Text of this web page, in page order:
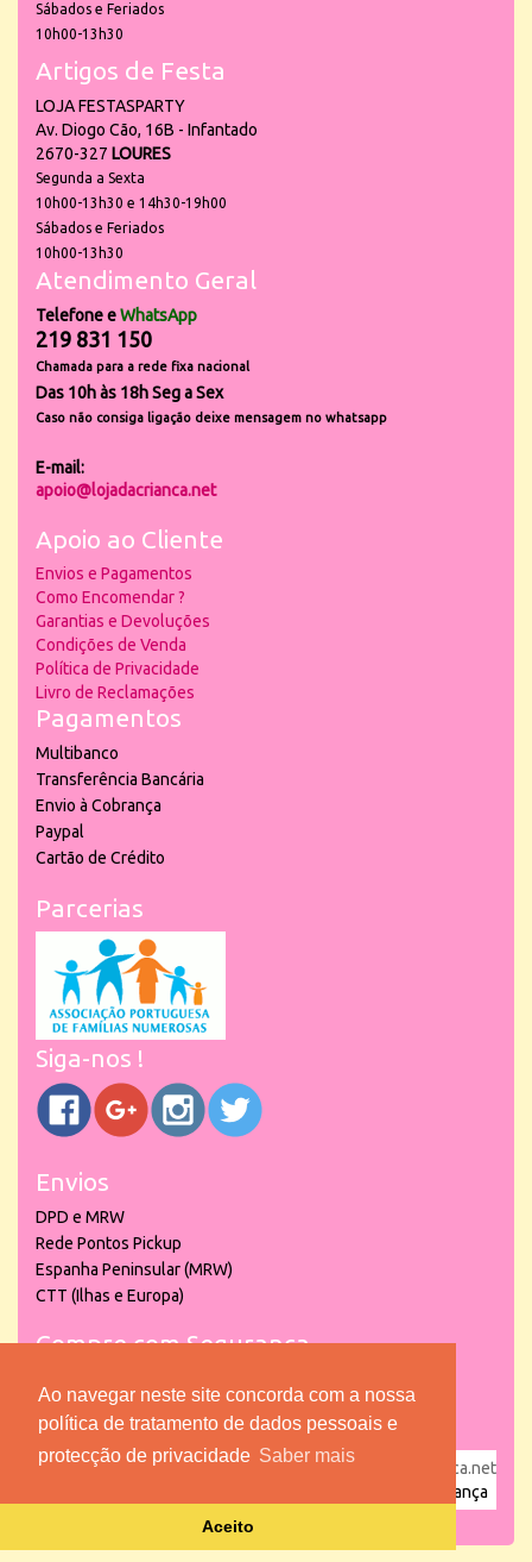
Ao navegar neste site concorda com a nossa
política de tratamento de dados pessoais e
protecção de privacidade Saber mais
Aceito
Sábados e Feriados
10h00-13h30
Artigos de Festa
LOJA FESTASPARTY
Av. Diogo Cão, 16B - Infantado
2670-327 LOURES
Segunda a Sexta
10h00-13h30 e 14h30-19h00
Sábados e Feriados
10h00-13h30
Atendimento Geral
Telefone eWhatsApp
219 831 150
Chamada para a rede fixa nacional
Das 10h às 18h Seg a Sex
Caso não consiga ligação deixe mensagem no whatsapp
E-mail:
apoio@lojadacrianca.net
Apoio ao Cliente
Envios e Pagamentos
Como Encomendar ?
Garantias e Devoluções
Condições de Venda
Política de Privacidade
Livro de Reclamações
Pagamentos
Multibanco
Transferência Bancária
Envio à Cobrança
Paypal
Cartão de Crédito
Parcerias
Siga-nos !
Envios
DPD e MRW
Rede Pontos Pickup
Espanha Peninsular (MRW)
CTT (Ilhas e Europa)
Compre com Segurança
powered by puber!a | © 2026 Copyright www.lojadacrianca.net
Loja da Criança